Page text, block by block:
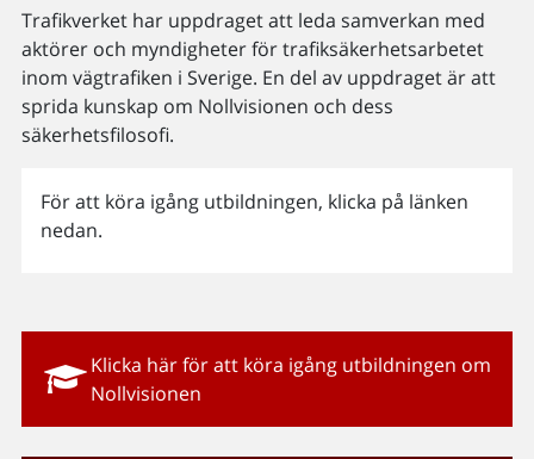
Trafikverket har uppdraget att leda samverkan med
aktörer och myndigheter för trafiksäkerhetsarbetet
inom vägtrafiken i Sverige. En del av uppdraget är att
sprida kunskap om Nollvisionen och dess
säkerhetsfilosofi.
För att köra igång utbildningen, klicka på länken
nedan.
Klicka här för att köra igång utbildningen om
Nollvisionen